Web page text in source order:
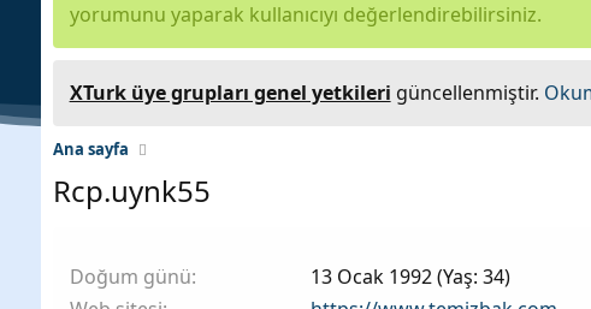
yorumunu yaparak kullanıcıyı değerlendirebilirsiniz.
XTurk üye grupları genel yetkileri güncellenmiştir.
Ana sayfa
Rcp.uynk55
Doğum günü
13 Ocak 1992 (Yaş: 34)